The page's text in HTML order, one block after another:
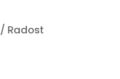
/ Radost